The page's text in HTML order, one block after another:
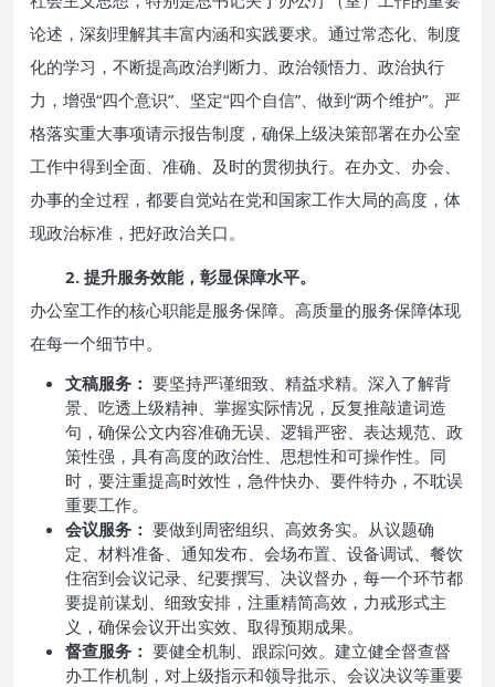
论述，深刻理解其丰富内涵和实践要求。通过常态化、制度
化的学习，不断提高政治判断力、政治领悟力、政治执行
力，增强“四个意识”、坚定“四个自信”、做到“两个维护”。严
格落实重大事项请示报告制度，确保上级决策部署在办公室
工作中得到全面、准确、及时的贯彻执行。在办文、办会、
办事的全过程，都要自觉站在党和国家工作大局的高度，体
现政治标准，把好政治关口。
2. 提升服务效能，彰显保障水平。
办公室工作的核心职能是服务保障。高质量的服务保障体现
在每一个细节中。
文稿服务： 要坚持严谨细致、精益求精。深入了解背
景、吃透上级精神、掌握实际情况，反复推敲遣词造
句，确保公文内容准确无误、逻辑严密、表达规范、政
策性强，具有高度的政治性、思想性和可操作性。同
时，要注重提高时效性，急件快办、要件特办，不耽误
重要工作。
会议服务： 要做到周密组织、高效务实。从议题确
定、材料准备、通知发布、会场布置、设备调试、餐饮
住宿到会议记录、纪要撰写、决议督办，每一个环节都
要提前谋划、细致安排，注重精简高效，力戒形式主
义，确保会议开出实效、取得预期成果。
督查服务： 要健全机制、跟踪问效。建立健全督查督
办工作机制，对上级指示和领导批示、会议决议等重要